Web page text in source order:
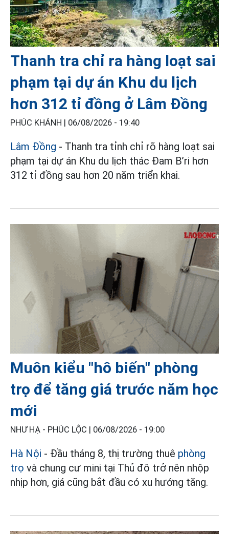
Thanh tra chỉ ra hàng loạt sai
phạm tại dự án Khu du lịch
hơn 312 tỉ đồng ở Lâm Đồng
PHÚC KHÁNH | 06/08/2026 - 19:40
Lâm Đồng - Thanh tra tỉnh chỉ rõ hàng loạt sai
phạm tại dự án Khu du lịch thác Đam B’ri hơn
312 tỉ đồng sau hơn 20 năm triển khai.
Muôn kiểu "hô biến" phòng
trọ để tăng giá trước năm học
mới
NHƯ HẠ - PHÚC LỘC | 06/08/2026 - 19:00
Hà Nội - Đầu tháng 8, thị trường thuê phòng
trọ và chung cư mini tại Thủ đô trở nên nhộp
nhịp hơn, giá cũng bắt đầu có xu hướng tăng.